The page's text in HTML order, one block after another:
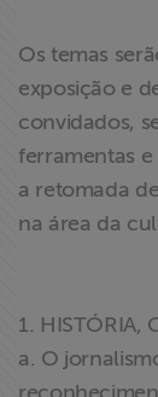
Os temas
exposição e
convidados,
ferramentas
a retomada
na área da
1. HISTÓRIA,
a. O